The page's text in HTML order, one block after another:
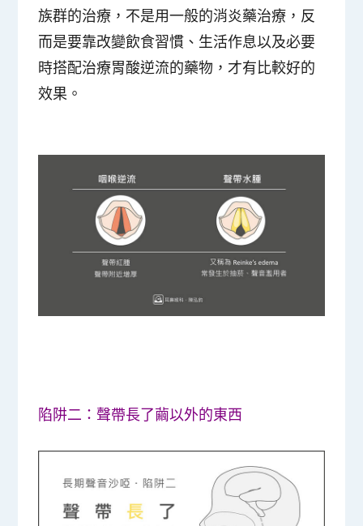
族群的治療，不是用一般的消炎藥治療，反
而是要靠改變飲食習慣、生活作息以及必要
時搭配治療胃酸逆流的藥物，才有比較好的
效果。
陷阱二：聲帶長了繭以外的東西